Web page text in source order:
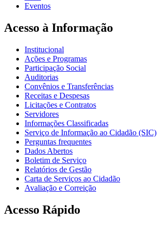
Eventos
Acesso à Informação
Institucional
Ações e Programas
Participação Social
Auditorias
Convênios e Transferências
Receitas e Despesas
Licitações e Contratos
Servidores
Informações Classificadas
Serviço de Informação ao Cidadão (SIC)
Perguntas frequentes
Dados Abertos
Boletim de Serviço
Relatórios de Gestão
Carta de Serviços ao Cidadão
Avaliação e Correição
Acesso Rápido